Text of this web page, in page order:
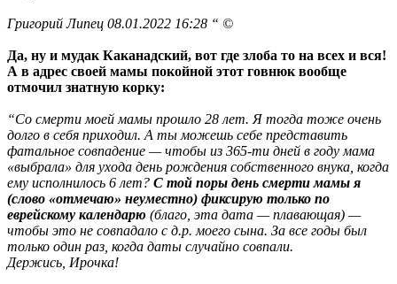
Григорий Липец 08.01.2022 16:28 “ ©
Да, ну и мудак Каканадский, вот где злоба то на всех и вся!
А в адрес своей мамы покойной этот говнюк вообще
отмочил знатную корку:
“Со смерти моей мамы прошло 28 лет. Я тогда тоже очень
долго в себя приходил. А ты можешь себе представить
фатальное совпадение — чтобы из 365-ти дней в году мама
«выбрала» для ухода день рождения собственного внука, когда
ему исполнилось 6 лет? С той поры день смерти мамы я
(слово «отмечаю» неуместно) фиксирую только по
еврейскому календарю (благо, эта дата — плавающая) —
чтобы это не совпадало с д.р. моего сына. За все годы был
только один раз, когда даты случайно совпали.
Держись, Ирочка!